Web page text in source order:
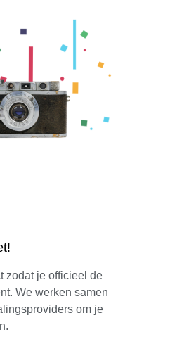
zodat je officieel de
We werken samen
om je